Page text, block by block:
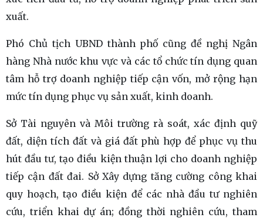
xuất.
Phó Chủ tịch UBND thành phố cũng đề nghị Ngân
hàng Nhà nước khu vực và các tổ chức tín dụng quan
tâm hỗ trợ doanh nghiệp tiếp cận vốn, mở rộng hạn
mức tín dụng phục vụ sản xuất, kinh doanh.
Sở Tài nguyên và Môi trường rà soát, xác định quỹ
đất, diện tích đất và giá đất phù hợp để phục vụ thu
hút đầu tư, tạo điều kiện thuận lợi cho doanh nghiệp
tiếp cận đất đai. Sở Xây dựng tăng cường công khai
quy hoạch, tạo điều kiện để các nhà đầu tư nghiên
cứu, triển khai dự án; đồng thời nghiên cứu, tham